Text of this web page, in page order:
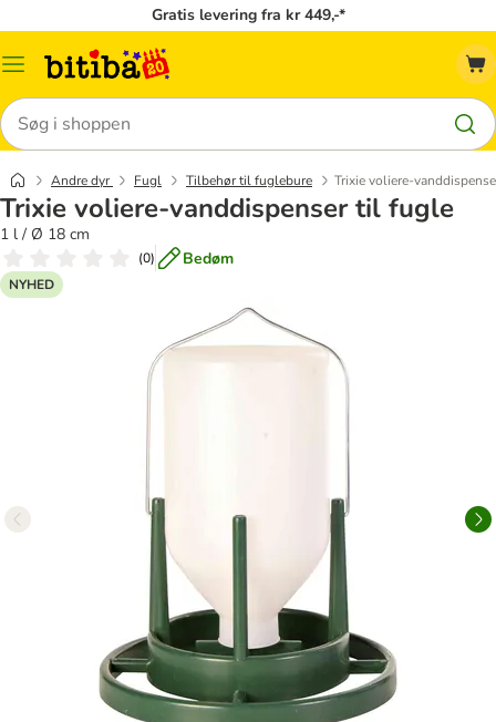
Gratis levering fra kr 449,-*
Menu
Søg
Andre dyr Fugl Tilbehør til fuglebure Trixie voliere-
Trixie voliere-vanddispenser til fugle
1 l / Ø 18 cm
(0) Bedøm
NYHED